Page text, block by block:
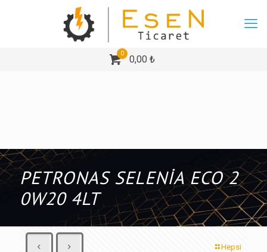
0
0,00 ₺
PETRONAS SELENİA ECO 2
0W20 4LT
Hepsi